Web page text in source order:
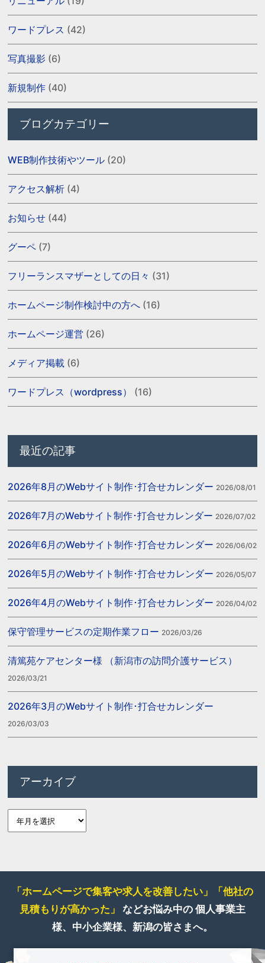
ワードプレス (42)
写真撮影 (6)
新規制作 (40)
ブログカテゴリー
WEB制作技術やツール (20)
アクセス解析 (4)
お知らせ (44)
グーペ (7)
フリーランスマザーとしての日々 (31)
ホームページ制作検討中の方へ (16)
ホームページ運営 (26)
メディア掲載 (6)
ワードプレス（wordpress） (16)
最近の記事
2026年8月のWebサイト制作･打合せカレンダー 2026/08/01
2026年7月のWebサイト制作･打合せカレンダー 2026/07/02
2026年6月のWebサイト制作･打合せカレンダー 2026/06/02
2026年5月のWebサイト制作･打合せカレンダー 2026/05/07
2026年4月のWebサイト制作･打合せカレンダー 2026/04/02
保守管理サービスの定期作業フロー 2026/03/26
清篤苑ケアセンター様 （新潟市の訪問介護サービス）
2026/03/21
2026年3月のWebサイト制作･打合せカレンダー
2026/03/03
アーカイブ
「ホームページで集客や求人を改善したい」
「他社の
見積もりが高かった」 などお悩み中の 個人事業主
様、中小企業様、新潟の皆さまへ。